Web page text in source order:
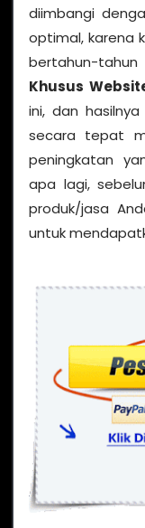
diimbangi
optimal, karena
bertahun-
Khusus
ini, dan
secara tepat
peningkatan
apa lagi,
produk/jasa
untuk